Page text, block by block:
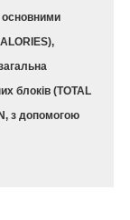
блоків (TOTAL
з допомогою